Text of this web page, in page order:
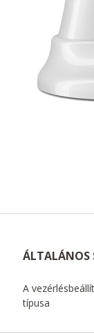
ÁLTALÁNOS
A
típusa